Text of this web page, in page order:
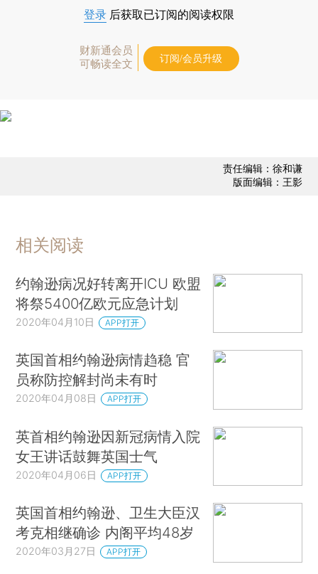
登录 后获取已订阅的阅读权限
财新通会员
可畅读全文
订阅/会员升级
责任编辑：徐和谦
版面编辑：王影
相关阅读
约翰逊病况好转离开ICU 欧盟
将祭5400亿欧元应急计划
2020年04月10日 APP打开
英国首相约翰逊病情趋稳 官
员称防控解封尚未有时
2020年04月08日 APP打开
英首相约翰逊因新冠病情入院
女王讲话鼓舞英国士气
2020年04月06日 APP打开
英国首相约翰逊、卫生大臣汉
考克相继确诊 内阁平均48岁
2020年03月27日 APP打开